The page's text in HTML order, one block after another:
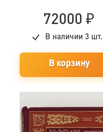
72000 ₽
В наличии 3 шт.
В корзину